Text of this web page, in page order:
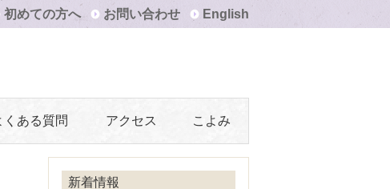
初めての方へ お問い合わせ English
くある質問 アクセス こよみ
新着情報